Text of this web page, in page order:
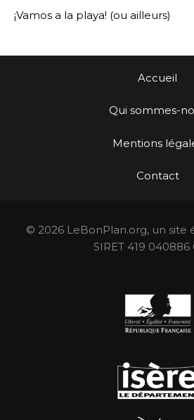
¡Vamos a la playa! (ou ailleurs)
Accueil
Qui sommes-
Mentions
Contact
© 2026 LeBonPlan.org, un site
SIRET 419 040886